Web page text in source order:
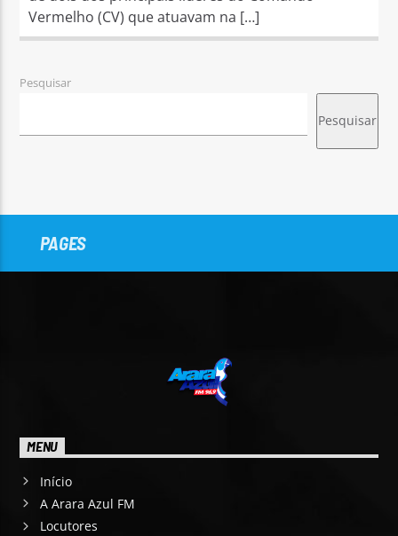
Vermelho (CV) que atuavam na […]
Pesquisar
Pesquisar
PAGES
MENU
Início
A Arara Azul FM
Locutores